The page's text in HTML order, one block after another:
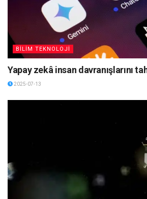
BİLİM TEKNOLOJİ
Yapay zekâ insan davranışlarını
2025-07-13